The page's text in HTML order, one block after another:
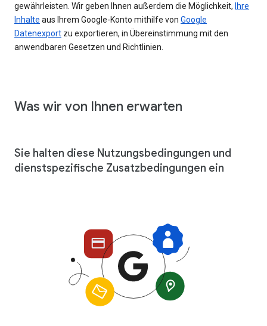
gewährleisten. Wir geben Ihnen außerdem die Möglichkeit, Ihre
Inhalte aus Ihrem Google-Konto mithilfe von Google
Datenexport zu exportieren, in Übereinstimmung mit den
anwendbaren Gesetzen und Richtlinien.
Was wir von Ihnen erwarten
Sie halten diese Nutzungsbedingungen und
dienstspezifische Zusatzbedingungen ein